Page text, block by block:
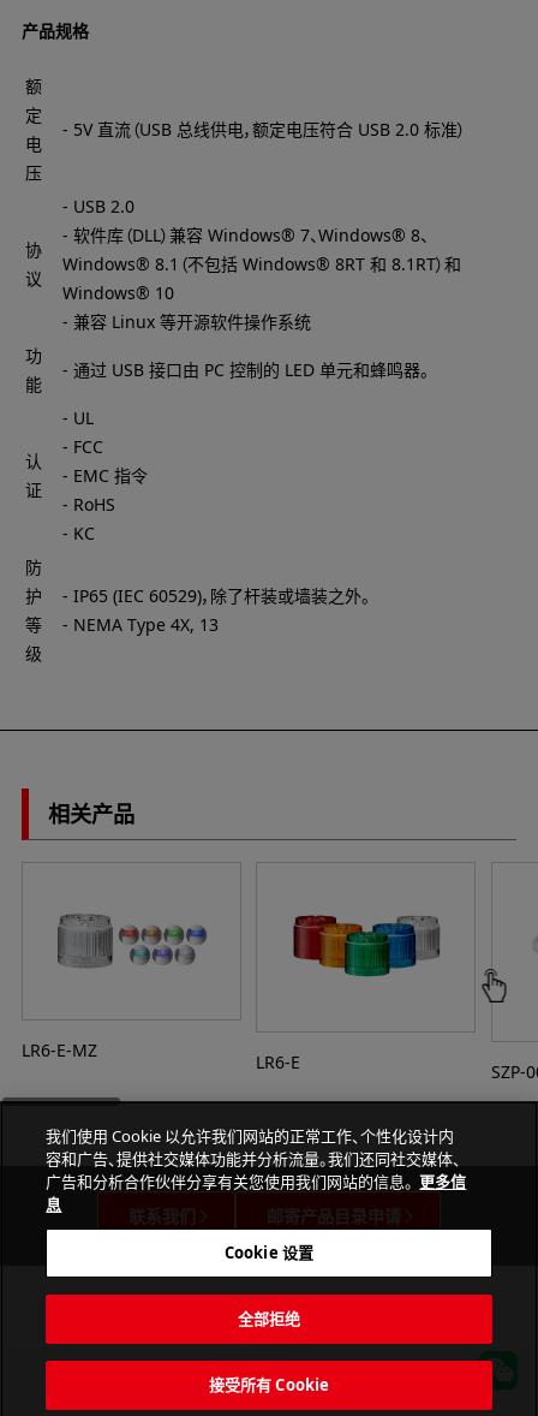
产品规格
额
定
电
压
- 5V 直流（USB 总线供电，额定电压符合 USB 2.0 标准）
协
议
- USB 2.0
- 软件库（DLL）兼容 Windows® 7、Windows® 8、
Windows® 8.1（不包括 Windows® 8RT 和 8.1RT）和
Windows® 10
- 兼容 Linux 等开源软件操作系统
功
能
- 通过 USB 接口由 PC 控制的 LED 单元和蜂鸣器。
认
证
- UL
- FCC
- EMC 指令
- RoHS
- KC
防
护
等
级
- IP65 (IEC 60529)，除了杆装或墙装之外。
- NEMA Type 4X, 13
相关产品
LR6-E-MZ
LR6-E SZP-
联系我们 邮寄产品目录申请
PATLITE CORPORATION. All Rights Reserved.
我们使用 Cookie 以允许我们网站的正常工作、个性化设计内
容和广告、提供社交媒体功能并分析流量。我们还同社交媒体、
广告和分析合作伙伴分享有关您使用我们网站的信息。 更多信
息
Cookie 设置
全部拒绝
接受所有 Cookie